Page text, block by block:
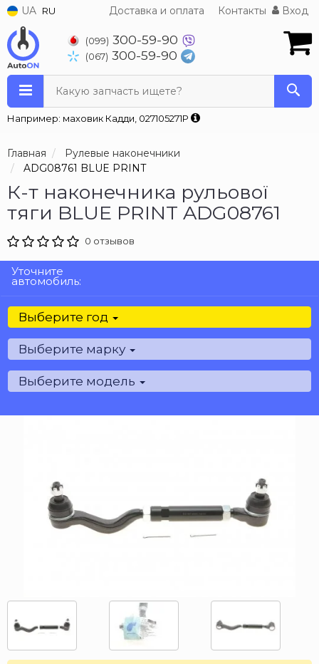
UA RU Доставка и оплата Контакты Вход
(099) 300-59-90
(067) 300-59-90
Какую запчасть ищете?
Например: маховик Кадди, 027105271P
Главная
Рулевые наконечники
ADG08761 BLUE PRINT
К-т наконечника рульової
тяги BLUE PRINT ADG08761
0 отзывов
Уточните
автомобиль:
Выберите год
Выберите марку
Выберите модель